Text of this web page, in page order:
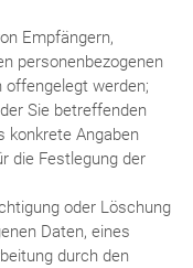
Empfängern,
personenbezogenen
werden;
Sie betreffenden
konkrete Angaben
die Festlegung der
oder Löschung
Daten, eines
durch den